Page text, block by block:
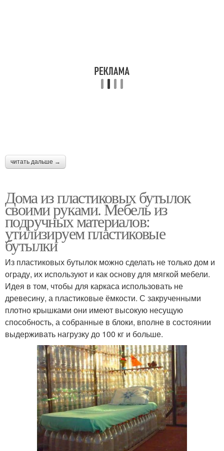
читать дальше →
Дома из пластиковых бутылок
своими руками. Мебель из
подручных материалов:
утилизируем пластиковые
бутылки
Из пластиковых бутылок можно сделать не только дом и
ограду, их используют и как основу для мягкой мебели.
Идея в том, чтобы для каркаса использовать не
древесину, а пластиковые ёмкости. С закрученными
плотно крышками они имеют высокую несущую
способность, а собранные в блоки, вполне в состоянии
выдерживать нагрузку до 100 кг и больше.